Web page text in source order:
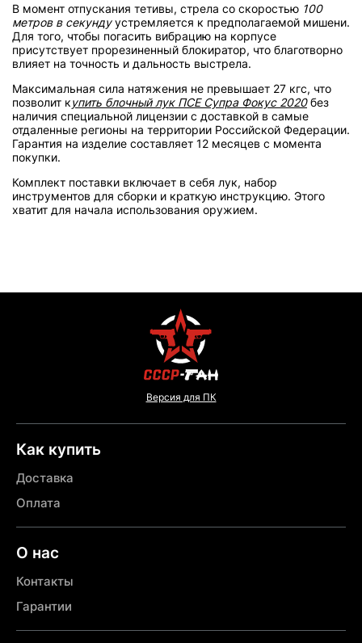
В момент отпускания тетивы, стрела со скоростью 100
метров в секундуустремляется к предполагаемой мишени.
Для того, чтобы погасить вибрацию на корпусе
присутствует прорезиненный блокиратор, что благотворно
влияет на точность и дальность выстрела.
Максимальная сила натяжения не превышает 27 кгс, что
позволит купить блочный лук ПСЕ Супра Фокус 2020без
наличия специальной лицензии с доставкой в самые
отдаленные регионы на территории Российской Федерации.
Гарантия на изделие составляет 12 месяцев с момента
покупки.
Комплект поставки включает в себя лук, набор
инструментов для сборки и краткую инструкцию. Этого
хватит для начала использования оружием.
Версия для ПК
Как купить
Доставка
Оплата
О нас
Контакты
Гарантии